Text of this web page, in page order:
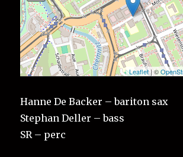
Leaflet| ©
Hanne De Backer – bariton sax
Stephan Deller – bass
SR – perc